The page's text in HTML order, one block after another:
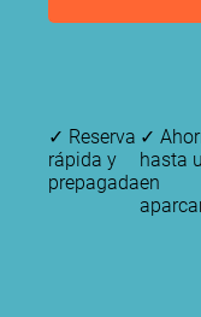
✓ Reserva
rápida y
prepagada
✓
hasta
en